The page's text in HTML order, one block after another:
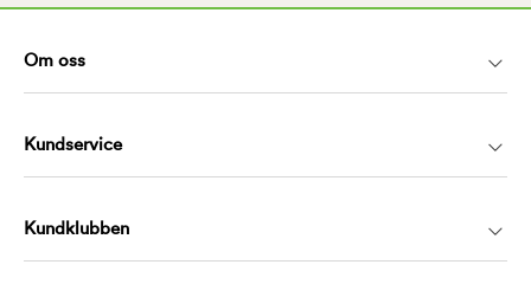
Om oss
Kundservice
Kundklubben